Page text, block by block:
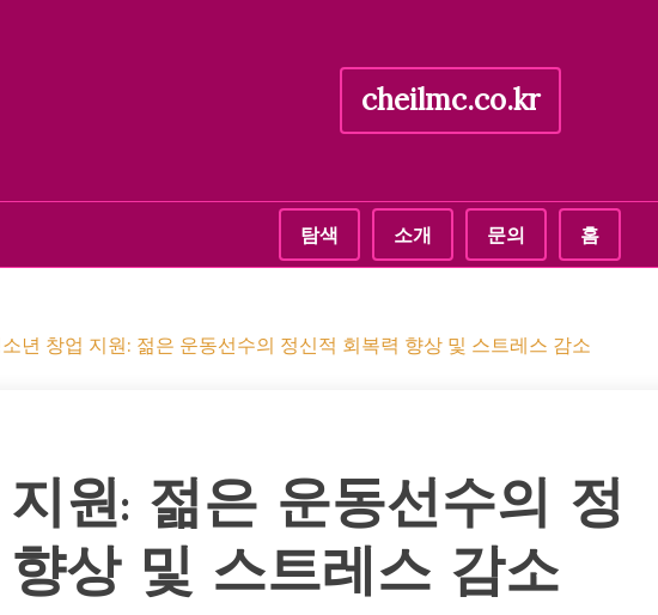
cheilmc.co.kr
탐색 소개 문의
홈
년 창업 지원: 젊은 운동선수의 정신적 회복력 향상 및 스트레스 감소
원: 젊은 운동선수의 정
상 및 스트레스 감소